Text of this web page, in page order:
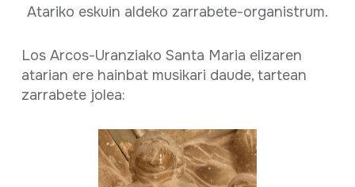
Atariko eskuin aldeko zarrabete-organistrum.
Los Arcos-Uranziako Santa Maria elizaren
atarian ere hainbat musikari daude, tartean
zarrabete jolea: